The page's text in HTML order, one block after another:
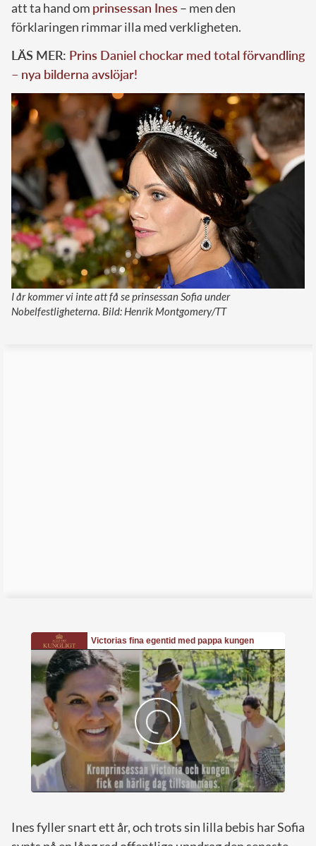
att ta hand om prinsessan Ines– men den
förklaringen rimmar illa med verkligheten.
LÄS MER: Prins Daniel chockar med total förvandling
– nya bilderna avslöjar!
I år kommer vi inte att få se prinsessan Sofia under
Nobelfestligheterna. Bild: Henrik Montgomery/TT
Ines fyller snart ett år, och trots sin lilla bebis har Sofia